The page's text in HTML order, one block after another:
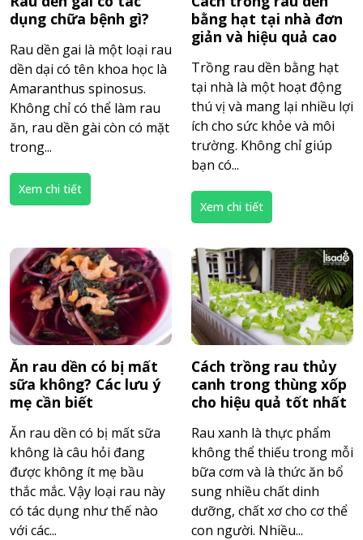
dụng chữa bệnh gì?
Rau dền gai là một loại rau
dền dại có tên khoa học là
Amaranthus spinosus.
Không chỉ có thể làm rau
ăn, rau dền gài còn có mặt
trong...
Xem chi tiết
bằng hạt tại nhà đơn
giản và hiệu quả cao
Trồng rau dền bằng hạt
tại nhà là một hoạt động
thú vị và mang lại nhiều lợi
ích cho sức khỏe và môi
trường. Không chỉ giúp
bạn có...
Xem chi tiết
Ăn rau dền có bị mất
sữa không? Các lưu ý
mẹ cần biết
Ăn rau dền có bị mất sữa
không là câu hỏi đang
được không ít mẹ bầu
thắc mắc. Vậy loại rau này
có tác dụng như thế nào
với các...
Cách trồng rau thủy
canh trong thùng xốp
cho hiệu quả tốt nhất
Rau xanh là thực phẩm
không thể thiếu trong mỗi
bữa cơm và là thức ăn bổ
sung nhiều chất dinh
dưỡng, chất xơ cho cơ thể
con người. Nhiều...